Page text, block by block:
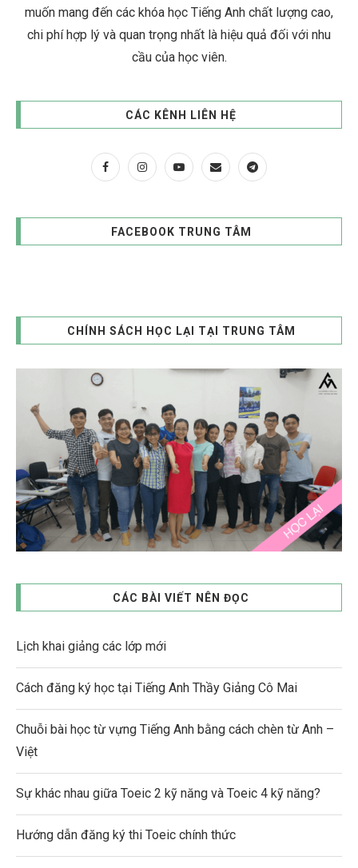
muốn mang đến các khóa học Tiếng Anh chất lượng cao,
chi phí hợp lý và quan trọng nhất là hiệu quả đối với nhu
cầu của học viên.
CÁC KÊNH LIÊN HỆ
FACEBOOK TRUNG TÂM
CHÍNH SÁCH HỌC LẠI TẠI TRUNG TÂM
CÁC BÀI VIẾT NÊN ĐỌC
Lịch khai giảng các lớp mới
Cách đăng ký học tại Tiếng Anh Thầy Giảng Cô Mai
Chuỗi bài học từ vựng Tiếng Anh bằng cách chèn từ Anh –
Việt
Sự khác nhau giữa Toeic 2 kỹ năng và Toeic 4 kỹ năng?
Hướng dẫn đăng ký thi Toeic chính thức